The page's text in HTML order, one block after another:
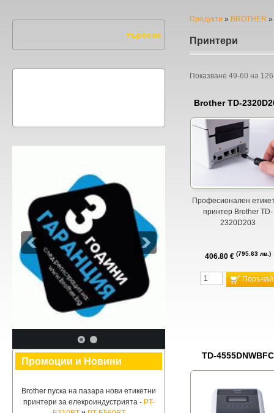
Промоции и Новини
Brother пуска на пазара нови етикетни
принтери за елекроиндустрията - PT-
Продукти » BROTHER »
Принтери
Показване 49-60 на 126
Brother TD-
Професионален
принтер Brother TD-
2320D203
406.80 € 795.63 лв.
Поръчай
TD-4555DNWBFC